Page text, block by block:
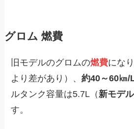
グロム 燃費
旧モデルのグロムの燃費にな
より差があり）、約40～60㎞/
ルタンク容量は5.7L（ 新モデ
す。